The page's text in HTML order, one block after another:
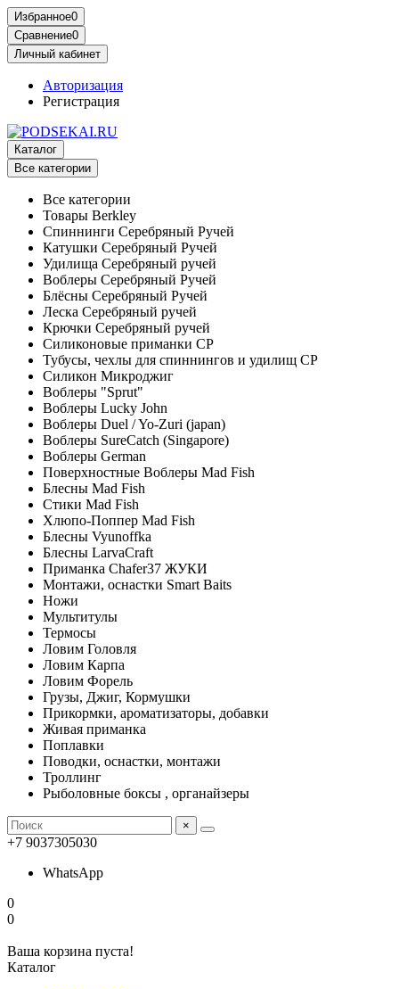
Избранное0
Сравнение0
Личный кабинет
Авторизация
Регистрация
Каталог
Все категории
Все категории
Товары Berkley
Спиннинги Серебряный Ручей
Катушки Серебряный Ручей
Удилища Серебряный ручей
Воблеры Серебряный Ручей
Блёсны Серебряный Ручей
Леска Серебряный ручей
Крючки Серебряный ручей
Силиконовые приманки СР
Тубусы, чехлы для спиннингов и удилищ СР
Силикон Микроджиг
Воблеры "Sprut"
Воблеры Lucky John
Воблеры Duel / Yo-Zuri (japan)
Воблеры SureCatch (Singapore)
Воблеры German
Поверхностные Воблеры Mad Fish
Блесны Mad Fish
Стики Mad Fish
Хлюпо-Поппер Mad Fish
Блесны Vyunoffka
Блесны LarvaCraft
Приманка Chafer37 ЖУКИ
Монтажи, оснастки Smart Baits
Ножи
Мультитулы
Термосы
Ловим Головля
Ловим Карпа
Ловим Форель
Грузы, Джиг, Кормушки
Прикормки, ароматизаторы, добавки
Живая приманка
Поплавки
Поводки, оснастки, монтажи
Троллинг
Рыболовные боксы , органайзеры
×
+7 9037305030
WhatsApp
0
0
Ваша корзина пуста!
Каталог